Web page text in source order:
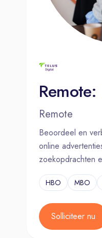
Remote
Beoordeel en
online
zoekopdrachten
HBO MBO
Solliciteer nu